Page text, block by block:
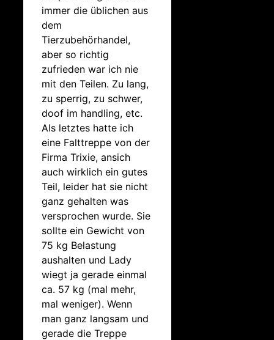
immer die üblichen aus
dem
Tierzubehörhandel,
aber so richtig
zufrieden war ich nie
mit den Teilen. Zu lang,
zu sperrig, zu schwer,
doof im handling, etc.
Als letztes hatte ich
eine Falttreppe von der
Firma Trixie, ansich
auch wirklich ein gutes
Teil, leider hat sie nicht
ganz gehalten was
versprochen wurde. Sie
sollte ein Gewicht von
75 kg Belastung
aushalten und Lady
wiegt ja gerade einmal
ca. 57 kg (mal mehr,
mal weniger). Wenn
man ganz langsam und
gerade die Treppe